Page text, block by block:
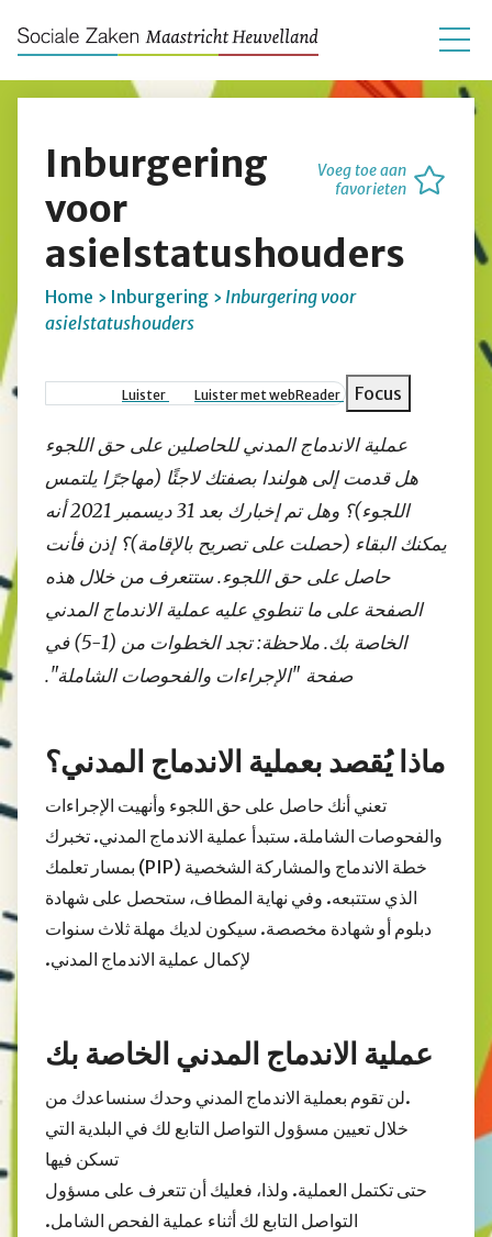
Voeg toe aan
favorieten
Inburgering
voor
asielstatushouders
Home Inburgering
Inburgering voor
asielstatushouders
Luister Luister met webReader Focus
عملية الاندماج المدني للحاصلين على حق اللجوء
هل قدمت إلى هولندا بصفتك لاجئًا (مهاجرًا يلتمس
اللجوء)؟ وهل تم إخبارك بعد 31 ديسمبر 2021 أنه
يمكنك البقاء (حصلت على تصريح بالإقامة)؟ إذن فأنت
حاصل على حق اللجوء. ستتعرف من خلال هذه
الصفحة على ما تنطوي عليه عملية الاندماج المدني
الخاصة بك. ملاحظة: تجد الخطوات من (1-5) في
صفحة "الإجراءات والفحوصات الشاملة".
ماذا يُقصد بعملية الاندماج المدني؟
تعني أنك حاصل على حق اللجوء وأنهيت الإجراءات
والفحوصات الشاملة. ستبدأ عملية الاندماج المدني. تخبرك
خطة الاندماج والمشاركة الشخصية (PIP) بمسار تعلمك
الذي ستتبعه. وفي نهاية المطاف، ستحصل على شهادة
دبلوم أو شهادة مخصصة. سيكون لديك مهلة ثلاث سنوات
لإكمال عملية الاندماج المدني.
عملية الاندماج المدني الخاصة بك
.لن تقوم بعملية الاندماج المدني وحدك سنساعدك من
خلال تعيين مسؤول التواصل التابع لك في البلدية التي
تسكن فيها
حتى تكتمل العملية. ولذا، فعليك أن تتعرف على مسؤول
التواصل التابع لك أثناء عملية الفحص الشامل.